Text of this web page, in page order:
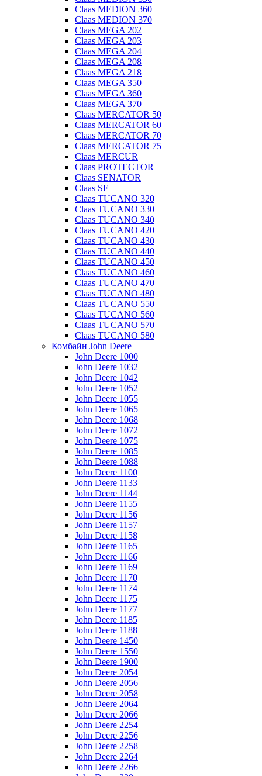
Claas MEDION 360
Claas MEDION 370
Claas MEGA 202
Claas MEGA 203
Claas MEGA 204
Claas MEGA 208
Claas MEGA 218
Claas MEGA 350
Claas MEGA 360
Claas MEGA 370
Claas MERCATOR 50
Claas MERCATOR 60
Claas MERCATOR 70
Claas MERCATOR 75
Claas MERCUR
Claas PROTECTOR
Claas SENATOR
Claas SF
Claas TUCANO 320
Claas TUCANO 330
Claas TUCANO 340
Claas TUCANO 420
Claas TUCANO 430
Claas TUCANO 440
Claas TUCANO 450
Claas TUCANO 460
Claas TUCANO 470
Claas TUCANO 480
Claas TUCANO 550
Claas TUCANO 560
Claas TUCANO 570
Claas TUCANO 580
Комбайн John Deere
John Deere 1000
John Deere 1032
John Deere 1042
John Deere 1052
John Deere 1055
John Deere 1065
John Deere 1068
John Deere 1072
John Deere 1075
John Deere 1085
John Deere 1088
John Deere 1100
John Deere 1133
John Deere 1144
John Deere 1155
John Deere 1156
John Deere 1157
John Deere 1158
John Deere 1165
John Deere 1166
John Deere 1169
John Deere 1170
John Deere 1174
John Deere 1175
John Deere 1177
John Deere 1185
John Deere 1188
John Deere 1450
John Deere 1550
John Deere 1900
John Deere 2054
John Deere 2056
John Deere 2058
John Deere 2064
John Deere 2066
John Deere 2254
John Deere 2256
John Deere 2258
John Deere 2264
John Deere 2266